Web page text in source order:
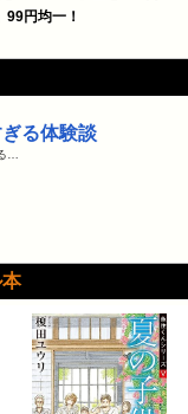
円均一！
る体験談
…